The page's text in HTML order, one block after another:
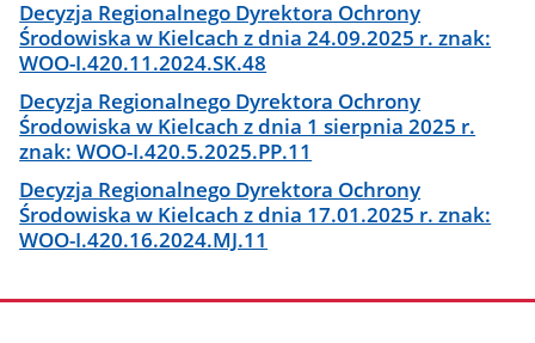
Decyzja Regionalnego Dyrektora Ochrony
Środowiska w Kielcach z dnia 24.09.2025 r. znak:
WOO-I.420.11.2024.SK.48
Decyzja Regionalnego Dyrektora Ochrony
Środowiska w Kielcach z dnia 1 sierpnia 2025 r.
znak: WOO-I.420.5.2025.PP.11
Decyzja Regionalnego Dyrektora Ochrony
Środowiska w Kielcach z dnia 17.01.2025 r. znak:
WOO-I.420.16.2024.MJ.11